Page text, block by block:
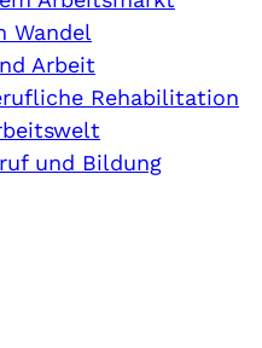
Wandel
Arbeit
Rehabilitation
und Bildung